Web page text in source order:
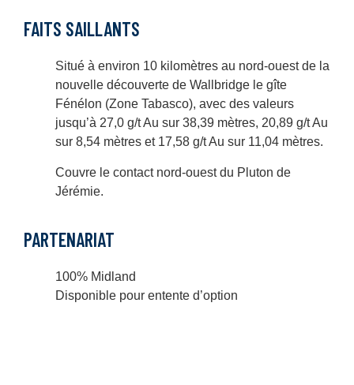
FAITS SAILLANTS
Situé à environ 10 kilomètres au nord-ouest de la
nouvelle découverte de Wallbridge le gîte
Fénélon (Zone Tabasco), avec des valeurs
jusqu’à 27,0 g/t Au sur 38,39 mètres, 20,89 g/t Au
sur 8,54 mètres et 17,58 g/t Au sur 11,04 mètres.
Couvre le contact nord-ouest du Pluton de
Jérémie.
PARTENARIAT
100% Midland
Disponible pour entente d’option